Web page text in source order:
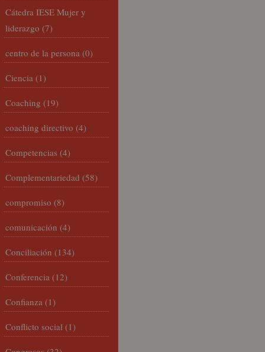
Cátedra IESE Mujer y
liderazgo (7)
centro de la persona (0)
Ciencia (1)
Coaching (19)
coaching directivo (4)
Competencias (4)
Complementariedad (58)
compromiso (8)
comunicación (4)
Conciliación (134)
Conferencia (12)
Confianza (1)
Conflicto social (1)